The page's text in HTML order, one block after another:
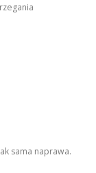
sama naprawa.